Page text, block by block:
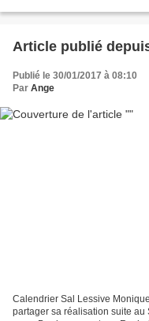
Publié le 30/01/2017 à 08:10
Par Ange
Calendrier Sal Lessive
partager sa réalisation suite au